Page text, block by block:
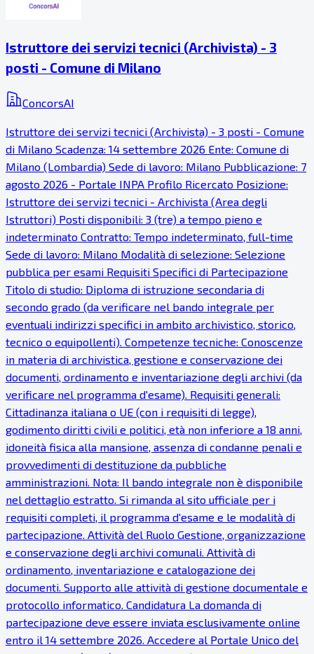
Istruttore dei servizi tecnici (Archivista) - 3
posti - Comune di Milano
ConcorsAI
Istruttore dei servizi tecnici (Archivista) - 3 posti - Comune
di Milano Scadenza: 14 settembre 2026 Ente: Comune di
Milano (Lombardia) Sede di lavoro: Milano Pubblicazione: 7
agosto 2026 - Portale INPA Profilo Ricercato Posizione:
Istruttore dei servizi tecnici - Archivista (Area degli
Istruttori) Posti disponibili: 3 (tre) a tempo pieno e
indeterminato Contratto: Tempo indeterminato, full-time
Sede di lavoro: Milano Modalità di selezione: Selezione
pubblica per esami Requisiti Specifici di Partecipazione
Titolo di studio: Diploma di istruzione secondaria di
secondo grado (da verificare nel bando integrale per
eventuali indirizzi specifici in ambito archivistico, storico,
tecnico o equipollenti). Competenze tecniche: Conoscenze
in materia di archivistica, gestione e conservazione dei
documenti, ordinamento e inventariazione degli archivi (da
verificare nel programma d'esame). Requisiti generali:
Cittadinanza italiana o UE (con i requisiti di legge),
godimento diritti civili e politici, età non inferiore a 18 anni,
idoneità fisica alla mansione, assenza di condanne penali e
provvedimenti di destituzione da pubbliche
amministrazioni. Nota: Il bando integrale non è disponibile
nel dettaglio estratto. Si rimanda al sito ufficiale per i
requisiti completi, il programma d'esame e le modalità di
partecipazione. Attività del Ruolo Gestione, organizzazione
e conservazione degli archivi comunali. Attività di
ordinamento, inventariazione e catalogazione dei
documenti. Supporto alle attività di gestione documentale e
protocollo informatico. Candidatura La domanda di
partecipazione deve essere inviata esclusivamente online
entro il 14 settembre 2026. Accedere al Portale Unico del